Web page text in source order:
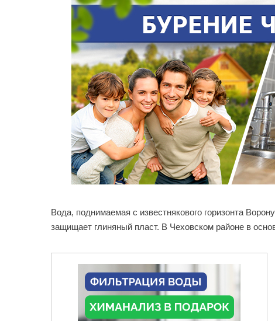
Вода, поднимаемая с известнякового горизонта
защищает глиняный пласт. В Чеховском районе в